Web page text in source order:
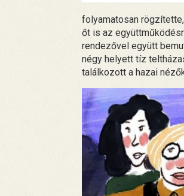
folyamatosan
őt is az
rendezővel együtt
négy helyett tíz
találkozott a hazai